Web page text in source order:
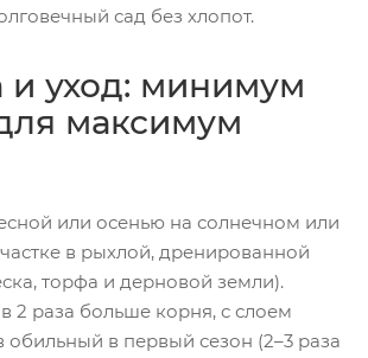
сад без хлопот.
и уход: минимум
максимум
или осенью на солнечном или
в рыхлой, дренированной
торфа и дерновой земли).
2 раза больше корня, с слоем
в первый сезон (2–3 раза